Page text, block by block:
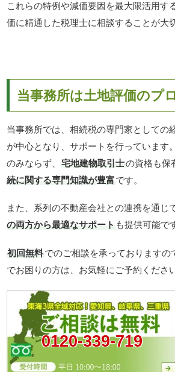
これらの特例や減価要因を最大限活用す
価に精通した税理士に相談することが大
当事務所は土地評価のプ
当事務所では、相続税の専門家としての
が中心となり、サポートを行っています
のみならず、 宅地建物取引士の資格も保
続に関する専門知識が豊富です。
また、系列の不動産会社との連携を通じ
の両方から最適なサポート も提供可能で
初回無料でのご相談を承っておりますの
でお困りの方は、お気軽にご予約ください
0120-339-719